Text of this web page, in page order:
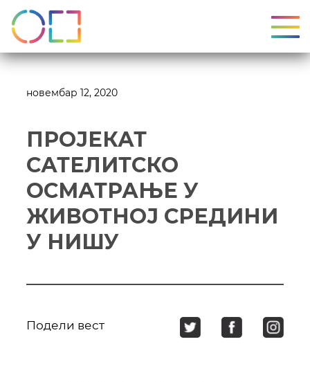
новембар 12, 2020
ПРОЈЕКАТ
САТЕЛИТСКО
ОСМАТРАЊЕ У
ЖИВОТНОЈ СРЕДИНИ
У НИШУ
Подели вест